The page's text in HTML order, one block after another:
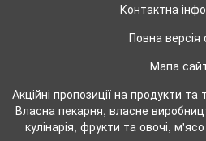
Контактна
Повна версія
Мапа
Акційні пропозиції на продукти
Власна пекарня, власне
кулінарія, фрукти та овочі,